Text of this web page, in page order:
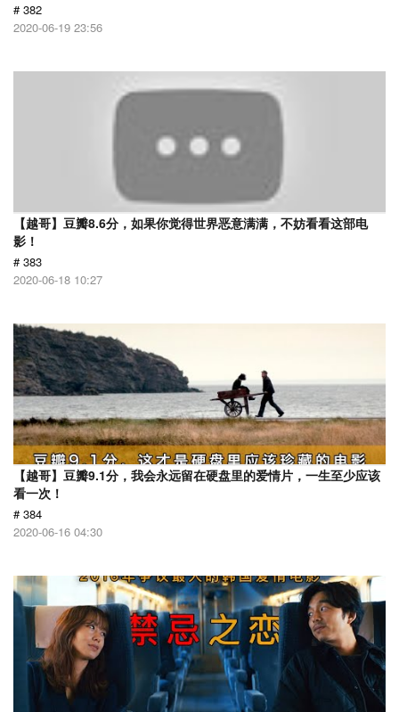
# 382
2020-06-19 23:56
【越哥】豆瓣8.6分，如果你觉得世界恶意满满，不妨看看这部电
影！
# 383
2020-06-18 10:27
【越哥】豆瓣9.1分，我会永远留在硬盘里的爱情片，一生至少应该
看一次！
# 384
2020-06-16 04:30